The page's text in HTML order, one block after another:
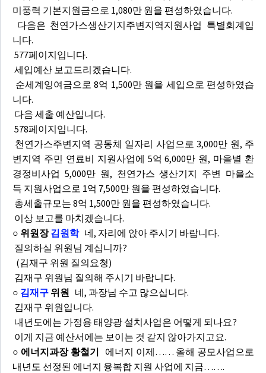
미풍력 기본지원금으로 1,080만 원을 편성하였습니다.
다음은 천연가스생산기지주변지역지원사업 특별회계입
니다.
577페이지입니다.
세입예산 보고드리겠습니다.
순세계잉여금으로 8억 1,500만 원을 세입으로 편성하였습
니다.
다음 세출 예산입니다.
578페이지입니다.
천연가스주변지역 공동체 일자리 사업으로 3,000만 원, 주
변지역 주민 연료비 지원사업에 5억 6,000만 원, 마을별 환
경정비사업 5,000만 원, 천연가스 생산기지 주변 마을소
득 지원사업으로 1억 7,500만 원을 편성하였습니다.
총세출규모는 8억 1,500만 원을 편성하였습니다.
이상 보고를 마치겠습니다.
○ 위원장김원학네, 자리에 앉아 주시기 바랍니다.
질의하실 위원님 계십니까?
(김재구 위원 질의요청)
김재구 위원님 질의해 주시기 바랍니다.
○ 김재구 위원 네, 과장님 수고 많으십니다.
김재구 위원입니다.
내년도에는 가정용 태양광 설치사업은 어떻게 되나요?
이게 지금 예산서에는 보이는 것 같지 않아가지고요.
○ 에너지과장 황철기 에너지 이제…… 올해 공모사업으로
내년도 선정된 에너지 융복합 지원 사업에 지금…….